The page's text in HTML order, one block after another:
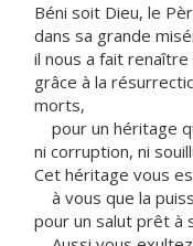
Béni soit Dieu, le
dans sa grande
il nous a fait
grâce à la
morts,
pour un héritage
ni corruption, ni
Cet héritage vous
à vous que la
pour un salut prêt à